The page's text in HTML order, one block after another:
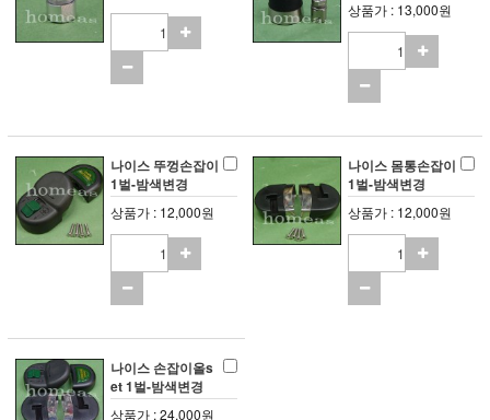
상품가 : 13,000원
나이스 뚜껑손잡이
1벌-밤색변경
상품가 : 12,000원
나이스 몸통손잡이
1벌-밤색변경
상품가 : 12,000원
나이스 손잡이올s
et 1벌-밤색변경
상품가 : 24,000원